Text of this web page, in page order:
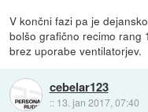
V končni fazi pa je
bolšo grafično recimo rang
brez uporabe ventilatorjev.
cebelar123
:: 13. jan 2017, 07:40